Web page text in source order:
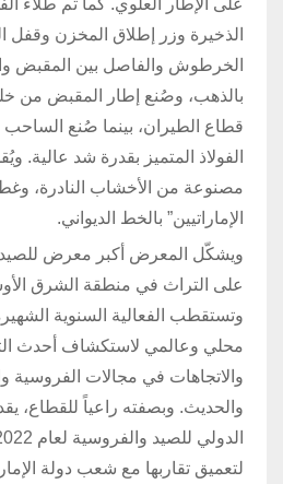
الذخيرة وزر إطلاق المخزن
الخرطوش والفاصل بين المقبض
بالذهب، وصُنع إطار المقبض من
قطاع الطيران، بينما صُنع الساحب
الفولاذ المتميز بقدرة شد
مصنوعة من الأخشاب النادرة،
الإماراتيين” بالخط الديواني.
ويشكّل المعرض أكبر معرض للصيد
على التراث في منطقة الشرق
محلي وعالمي لاستكشاف أحدث
والاتجاهات في مجالات الفروسية
والحديث. وبصفته راعياً للقطاع،
لتعميق تقاربها مع شعب دولة